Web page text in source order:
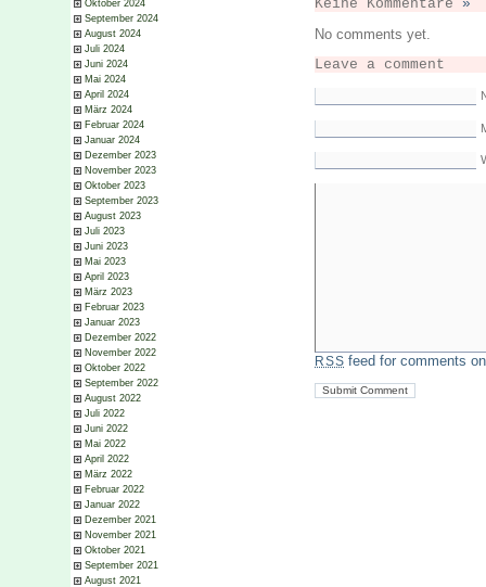
Oktober 2024
September 2024
August 2024
Juli 2024
Juni 2024
Mai 2024
April 2024
März 2024
Februar 2024
Januar 2024
Dezember 2023
November 2023
Oktober 2023
September 2023
August 2023
Juli 2023
Juni 2023
Mai 2023
April 2023
März 2023
Februar 2023
Januar 2023
Dezember 2022
November 2022
Oktober 2022
September 2022
August 2022
Juli 2022
Juni 2022
Mai 2022
April 2022
März 2022
Februar 2022
Januar 2022
Dezember 2021
November 2021
Oktober 2021
September 2021
August 2021
Keine Kommentare »
No comments yet.
Leave a comment
RSS feed for comments